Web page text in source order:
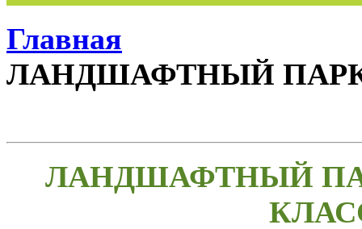
Главная
ЛАНДШАФТНЫЙ
ЛАНДШАФТНЫЙ